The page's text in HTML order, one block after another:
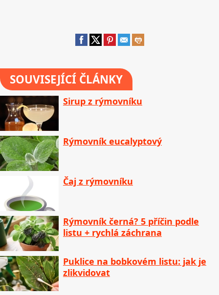
SOUVISEJÍCÍ ČLÁNKY
Sirup z rýmovníku
Rýmovník eucalyptový
Čaj z rýmovníku
Rýmovník černá? 5 příčin podle
listu + rychlá záchrana
Puklice na bobkovém listu: jak je
zlikvidovat